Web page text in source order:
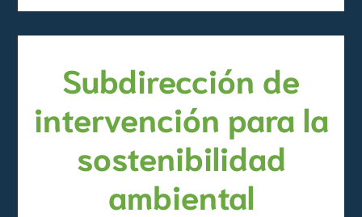
Subdirección de
intervención para la
sostenibilidad
ambiental